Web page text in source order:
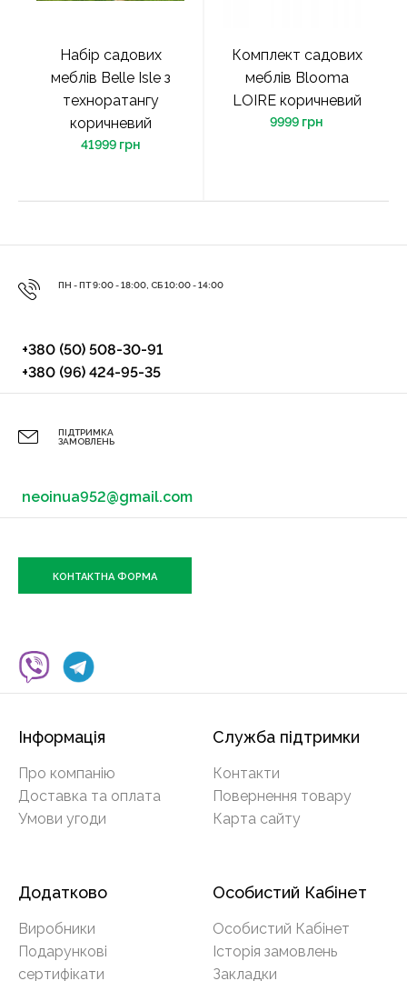
Набір садових
меблів Belle Isle з
техноратангу
коричневий
41999 грн
Комплект садових
меблів Blooma
LOIRE коричневий
9999 грн
ПН - ПТ 9:00 - 18:00, СБ 10:00 - 14:00
+380 (50) 508-30-91
+380 (96) 424-95-35
ПІДТРИМКА
ЗАМОВЛЕНЬ
neoinua952@gmail.com
КОНТАКТНА ФОРМА
Інформація
Про компанію
Доставка та оплата
Умови угоди
Служба підтримки
Контакти
Повернення товару
Карта сайту
Додатково
Виробники
Подарункові
сертифікати
Особистий Кабінет
Особистий Кабінет
Історія замовлень
Закладки